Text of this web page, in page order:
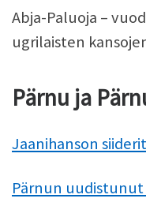
Abja-Paluoja –
ugrilaisten
Pärnu ja
Jaanihanson
Pärnun